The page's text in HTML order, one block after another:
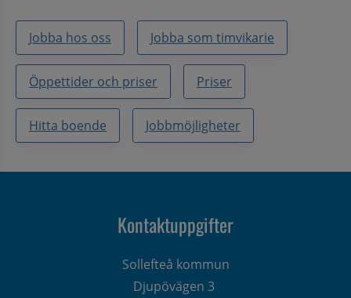
Jobba hos oss Jobba som timvikarie
Öppettider och priser Priser
Hitta boende Jobbmöjligheter
Kontaktuppgifter
Sollefteå kommun
Djupövägen 3